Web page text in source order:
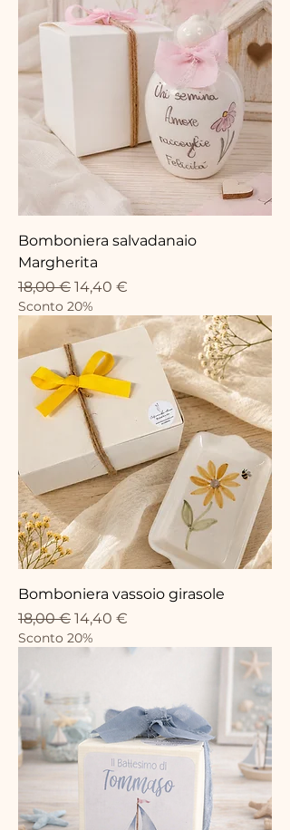
Bomboniera salvadanaio
Margherita
Precio
18,00 € Precio de oferta
14,40 €
Sconto 20%
Bomboniera vassoio girasole
Precio
18,00 € Precio de oferta
14,40 €
Sconto 20%